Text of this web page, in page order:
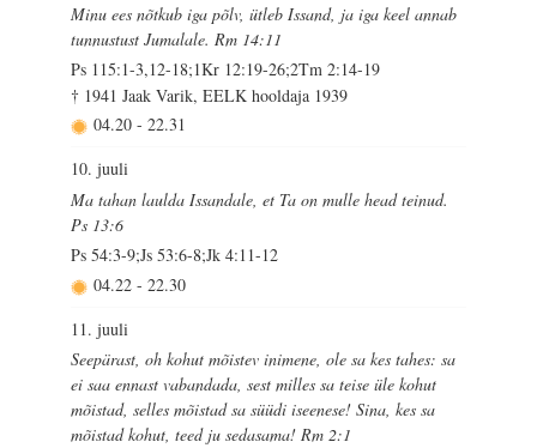
Minu ees nõtkub iga põlv, ütleb Issand, ja iga keel annab
tunnustust Jumalale. Rm 14:11
Ps 115:1-3,12-18;1Kr 12:19-26;2Tm 2:14-19
† 1941 Jaak Varik, EELK hooldaja 1939
04.20 - 22.31
10. juuli
Ma tahan laulda Issandale, et Ta on mulle head teinud.
Ps 13:6
Ps 54:3-9;Js 53:6-8;Jk 4:11-12
04.22 - 22.30
11. juuli
Seepärast, oh kohut mõistev inimene, ole sa kes tahes: sa
ei saa ennast vabandada, sest milles sa teise üle kohut
mõistad, selles mõistad sa süüdi iseenese! Sina, kes sa
mõistad kohut, teed ju sedasama! Rm 2:1